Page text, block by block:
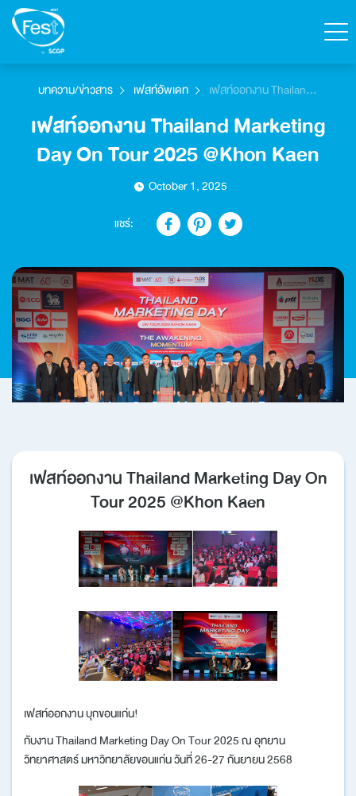
ค้นหา
ติดต่อเฟสท์
สั่งซื้อสินค้า
English
แคตตาล็อก
เกี่ยวกับเฟสท์
บทความ/ข่าวสาร
เครือข่ายต่างประเทศ
บทความ/ข่าวสาร เฟสท์อัพเดท
เฟสท์ออกงาน Thailand
2025 @Khon Kaen
เฟสท์ออกงาน Thailand Marketing
Day On Tour 2025 @Khon Kaen
October 1, 2025
แชร์:
เฟสท์ออกงาน Thailand Marketing Day On
Tour 2025 @Khon Kaen
เฟสท์ออกงาน บุกขอนแก่น!
กับงาน Thailand Marketing Day On Tour 2025 ณ อุทยาน
วิทยาศาสตร์ มหาวิทยาลัยขอนแก่น วันที่ 26-27 กันยายน 2568